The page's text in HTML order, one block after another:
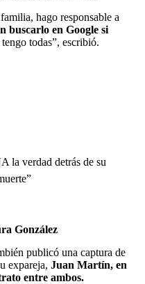
hago responsable a
buscarlo en Google si
todas”, escribió.
la verdad detrás de su
González
publicó una captura de
expareja, Juan Martín, en
entre ambos.